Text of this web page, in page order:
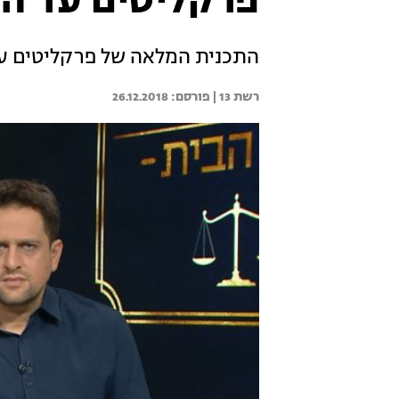
התכנית המלאה של פרקליטים
רשת 13 | 26.12.2018